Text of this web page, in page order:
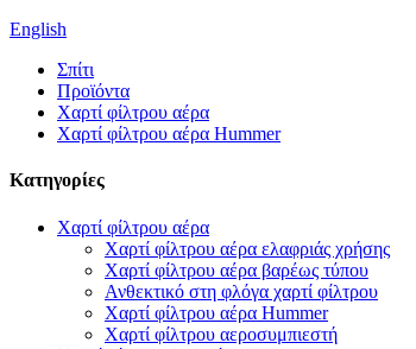
English
Σπίτι
Προϊόντα
Χαρτί φίλτρου αέρα
Χαρτί φίλτρου αέρα Hummer
Κατηγορίες
Χαρτί φίλτρου αέρα
Χαρτί φίλτρου αέρα ελαφριάς χρήσης
Χαρτί φίλτρου αέρα βαρέως τύπου
Ανθεκτικό στη φλόγα χαρτί φίλτρου
Χαρτί φίλτρου αέρα Hummer
Χαρτί φίλτρου αεροσυμπιεστή